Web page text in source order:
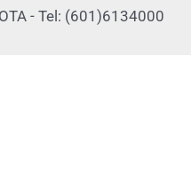
- Tel: (601)6134000